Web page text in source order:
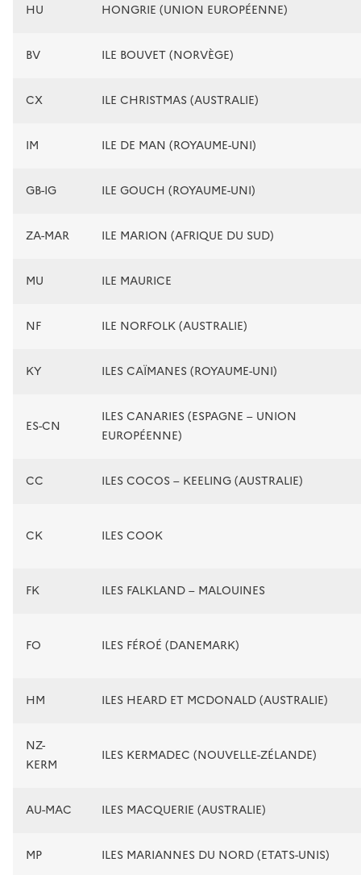
HU HONGRIE (UNION EUROPÉENNE)
BV ILE BOUVET (NORVÈGE)
CX ILE CHRISTMAS (AUSTRALIE)
IM ILE DE MAN (ROYAUME-UNI)
GB-IG ILE GOUCH (ROYAUME-UNI)
ZA-MAR ILE MARION (AFRIQUE DU SUD)
MU ILE MAURICE
NF ILE NORFOLK (AUSTRALIE)
KY ILES CAÏMANES (ROYAUME-UNI)
ES-CN
ILES CANARIES (ESPAGNE – UNION
EUROPÉENNE)
CC ILES COCOS – KEELING (AUSTRALIE)
CK ILES COOK
FK ILES FALKLAND – MALOUINES
FO ILES FÉROÉ (DANEMARK)
HM ILES HEARD ET MCDONALD (AUSTRALIE)
NZ-
KERM
ILES KERMADEC (NOUVELLE-ZÉLANDE)
AU-MAC ILES MACQUERIE (AUSTRALIE)
MP ILES MARIANNES DU NORD (ETATS-UNIS)